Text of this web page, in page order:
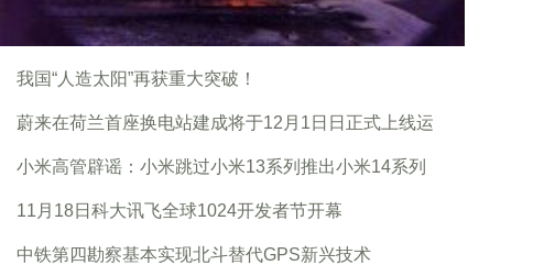
我国“人造太阳”再获重大突破！
蔚来在荷兰首座换电站建成将于12月1日日正式上线运
小米高管辟谣：小米跳过小米13系列推出小米14系列
11月18日科大讯飞全球1024开发者节开幕
中铁第四勘察基本实现北斗替代GPS新兴技术